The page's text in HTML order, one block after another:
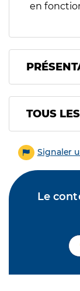
en
Tous les
TOUS
Signaler
Le